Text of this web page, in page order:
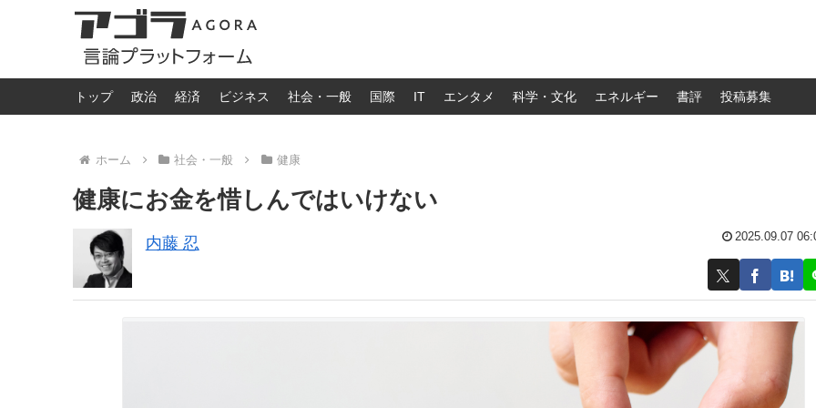
トップ 政治 経済 ビジネス 社会・一般 国際 IT エンタメ 科学・文化 エネルギー 書評 投稿募集
ホーム 社会・一般 健康
健康にお金を惜しんではいけない
内藤 忍 2025.09.07